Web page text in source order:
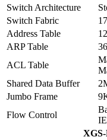
Switch Architecture
Switch Fabric
Address Table
ARP Table
ACL Table
Shared Data Buffer
Jumbo Frame
Flow Control